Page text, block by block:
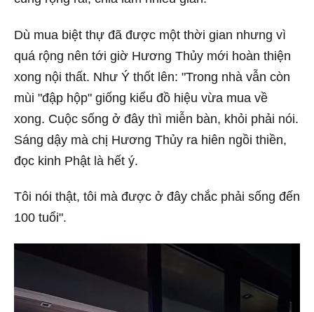
Dù mua biệt thự đã được một thời gian nhưng vì
quá rộng nên tới giờ Hương Thủy mới hoàn thiện
xong nội thất. Như Ý thốt lên: "Trong nhà vẫn còn
mùi "đập hộp" giống kiểu đồ hiệu vừa mua về
xong. Cuộc sống ở đây thì miễn bàn, khỏi phải nói.
Sáng dậy mà chị Hương Thủy ra hiên ngồi thiền,
đọc kinh Phật là hết ý.
Tôi nói thật, tôi mà được ở đây chắc phải sống đến
100 tuổi".